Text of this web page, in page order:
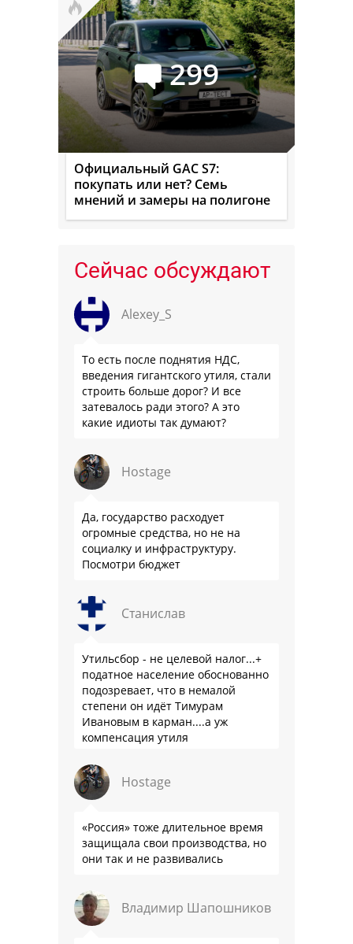
299
Официальный GAC S7:
покупать или нет? Семь
мнений и замеры на полигоне
Сейчас обсуждают
Alexey_S
То есть после поднятия НДС,
введения гигантского утиля, стали
строить больше дорог? И все
затевалось ради этого? А это
какие идиоты так думают?
Hostage
Да, государство расходует
огромные средства, но не на
социалку и инфраструктуру.
Посмотри бюджет
Станислав
Утильсбор - не целевой налог...+
податное население обоснованно
подозревает, что в немалой
степени он идёт Тимурам
Ивановым в карман....а уж
компенсация утиля
что прям эталон коррупции
Hostage
«Россия» тоже длительное время
защищала свои производства, но
они так и не развивались
Владимир Шапошников